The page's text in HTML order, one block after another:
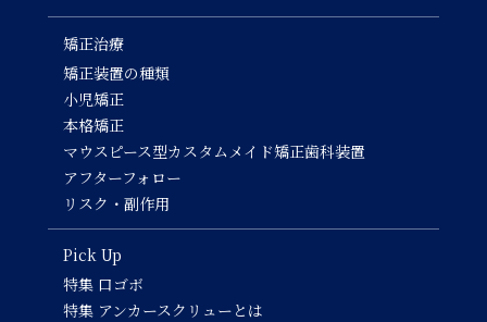
矯正治療
矯正装置の種類
小児矯正
本格矯正
マウスピース型カスタムメイド矯正歯科装置
アフターフォロー
リスク・副作用
Pick Up
特集 口ゴボ
特集 アンカースクリューとは